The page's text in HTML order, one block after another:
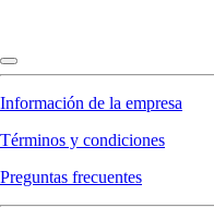
Información de la empresa
Términos y condiciones
Preguntas frecuentes